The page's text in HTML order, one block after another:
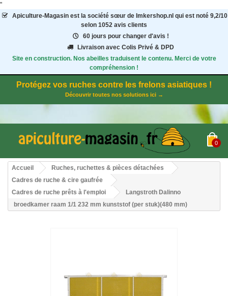
"
Apiculture-Magasinest la société sœur de Imkershop.nl qui est noté 9,2/10
selon 1052 avis clients
60 jours pour changer d'avis !
Livraison avec Colis Privé & DPD
Site en construction. Nos abeilles traduisent le contenu. Merci de votre
compréhension !
Protégez vos ruches contre les frelons asiatiques !
Découvrir toutes nos solutions ici →
0
Accueil
Ruches, ruchettes & pièces détachées
Cadres de ruche & cire gaufrée
Cadres de ruche prêts à l'emploi
Langstroth Dalinno
broedkamer raam 1/1 232 mm kunststof (per stuk)(480 mm)